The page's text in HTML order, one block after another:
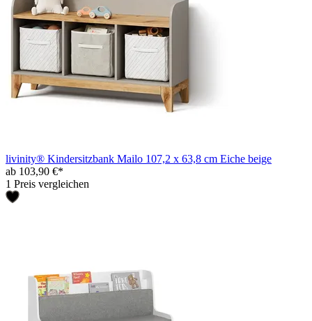
livinity® Kindersitzbank Mailo 107,2 x 63,8 cm Eiche beige
ab 103,90 €*
1 Preis vergleichen